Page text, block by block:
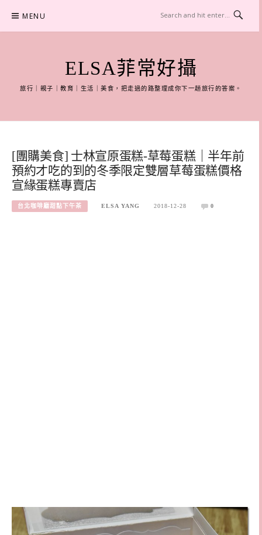
content
MENU
ELSA菲常好攝
旅行｜親子｜教育｜生活｜美食，把走過的路整理成你下一趟旅行的答案。
[團購美食] 士林宣原蛋糕-草莓蛋糕｜半年前
預約才吃的到的冬季限定雙層草莓蛋糕價格
宣緣蛋糕專賣店
台北咖啡廳甜點下午茶 ELSA YANG 2018-12-28 0